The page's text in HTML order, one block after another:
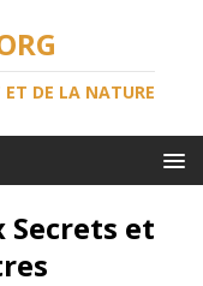
ET DE LA NATURE
Secrets et